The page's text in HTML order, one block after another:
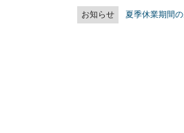
お知らせ 夏季休業期間